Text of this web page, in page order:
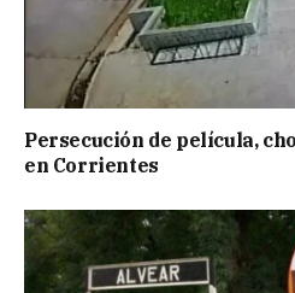
Persecución de película,
en Corrientes